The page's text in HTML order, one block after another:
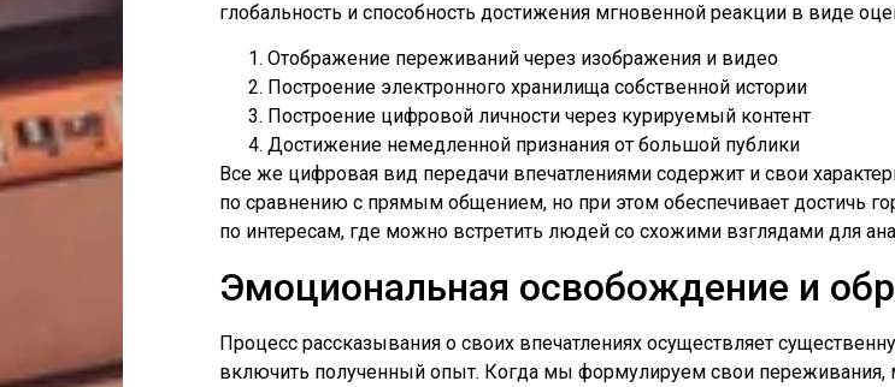
глобальность и способность достижения мгновенной реакции в виде
Отображение переживаний через изображения и видео
Построение электронного хранилища собственной истории
Построение цифровой личности через курируемый контент
Достижение немедленной признания от большой публики
Все же цифровая вид передачи впечатлениями содержит и свои
по сравнению с прямым общением, но при этом обеспечивает достичь
по интересам, где можно встретить людей со схожими взглядами для
Эмоциональная освобождение и
Процесс рассказывания о своих впечатлениях осуществляет
включить полученный опыт. Когда мы формулируем свои